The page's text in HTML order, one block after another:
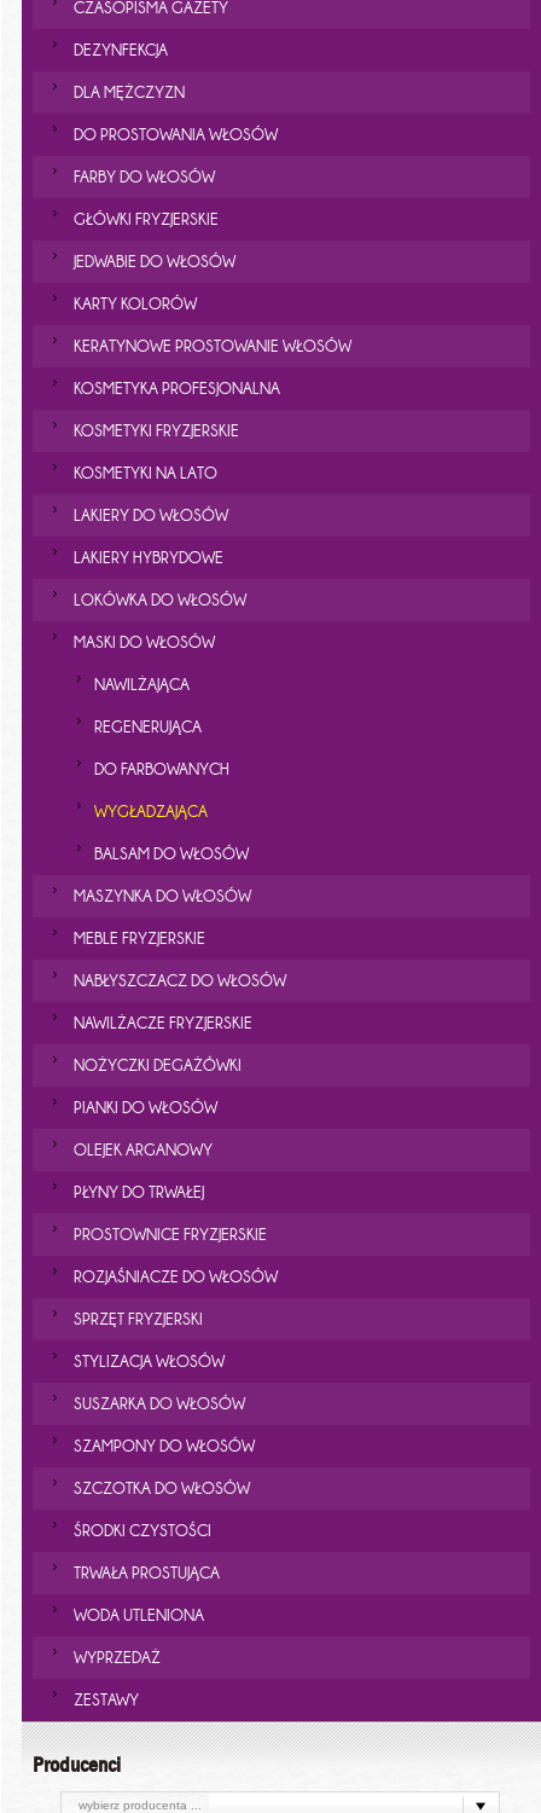
CZASOPISMA GAZETY
DEZYNFEKCJA
DLA MĘŻCZYZN
DO PROSTOWANIA WŁOSÓW
FARBY DO WŁOSÓW
GŁÓWKI FRYZJERSKIE
JEDWABIE DO WŁOSÓW
KARTY KOLORÓW
KERATYNOWE PROSTOWANIE WŁOSÓW
KOSMETYKA PROFESJONALNA
KOSMETYKI FRYZJERSKIE
KOSMETYKI NA LATO
LAKIERY DO WŁOSÓW
LAKIERY HYBRYDOWE
LOKÓWKA DO WŁOSÓW
MASKI DO WŁOSÓW
NAWILŻAJĄCA
REGENERUJĄCA
DO FARBOWANYCH
WYGŁADZAJĄCA
BALSAM DO WŁOSÓW
MASZYNKA DO WŁOSÓW
MEBLE FRYZJERSKIE
NABŁYSZCZACZ DO WŁOSÓW
NAWILŻACZE FRYZJERSKIE
NOŻYCZKI DEGAŻÓWKI
PIANKI DO WŁOSÓW
OLEJEK ARGANOWY
PŁYNY DO TRWAŁEJ
PROSTOWNICE FRYZJERSKIE
ROZJAŚNIACZE DO WŁOSÓW
SPRZĘT FRYZJERSKI
STYLIZACJA WŁOSÓW
SUSZARKA DO WŁOSÓW
SZAMPONY DO WŁOSÓW
SZCZOTKA DO WŁOSÓW
ŚRODKI CZYSTOŚCI
TRWAŁA PROSTUJĄCA
WODA UTLENIONA
WYPRZEDAŻ
ZESTAWY
Producenci
wybierz producenta ...